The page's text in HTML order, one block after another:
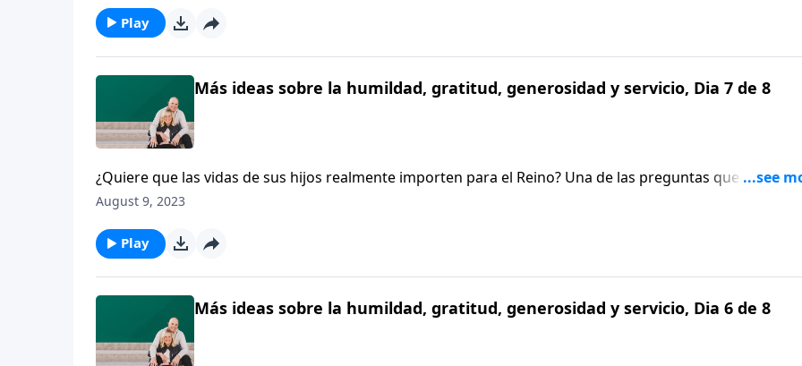
Play
Más ideas sobre la humildad, gratitud, generosidad y servicio, Dia 7 de 8
¿Quiere que las vidas de sus hijos realmente importen para el Reino? Una de las preguntas que todavía
tiene que hacerse a usted mismo es: ¿Qué ven mis hijos en mi propia vida? ¿Estaría usted satisfecho si
August 9, 2023
Play
Más ideas sobre la humildad, gratitud, generosidad y servicio, Dia 6 de 8